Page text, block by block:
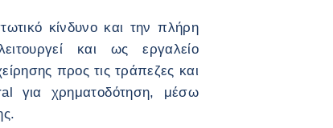
κίνδυνο και την πλήρη
και ως εργαλείο
προς τις τράπεζες και
για χρηματοδότηση, μέσω